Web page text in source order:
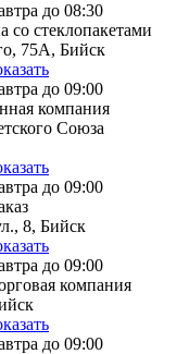
до 08:30
со стеклопакетами
75А, Бийск
до 09:00
компания
Союза
до 09:00
8, Бийск
до 09:00
компания
до 09:00